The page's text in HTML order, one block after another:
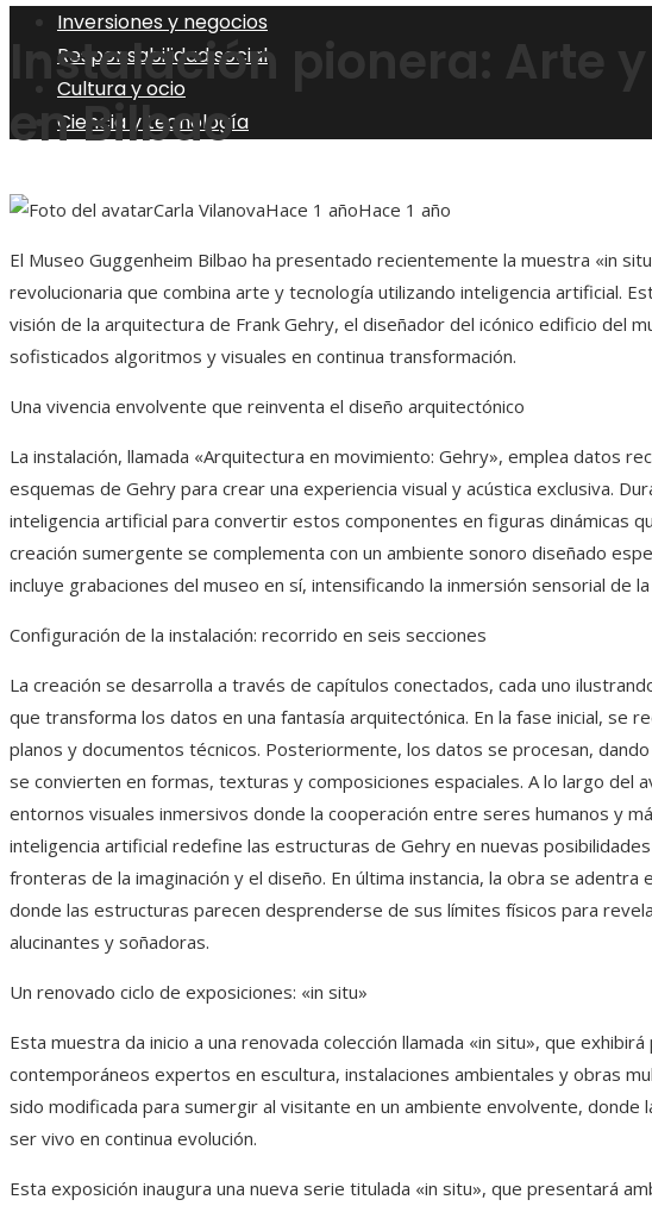
Inversiones y negocios
Responsabilidad social
Cultura y ocio
Ciencia y tecnología
Instalación pionera: Arte
en Bilbao
Carla VilanovaHace 1 añoHace 1 año
El Museo Guggenheim Bilbao ha presentado recientemente la muestra «in
revolucionaria que combina arte y tecnología utilizando inteligencia artificial.
visión de la arquitectura de Frank Gehry, el diseñador del icónico edificio del
sofisticados algoritmos y visuales en continua transformación.
Una vivencia envolvente que reinventa el diseño arquitectónico
La instalación, llamada «Arquitectura en movimiento: Gehry», emplea datos
esquemas de Gehry para crear una experiencia visual y acústica exclusiva.
inteligencia artificial para convertir estos componentes en figuras dinámicas
creación sumergente se complementa con un ambiente sonoro diseñado
incluye grabaciones del museo en sí, intensificando la inmersión sensorial de la
Configuración de la instalación: recorrido en seis secciones
La creación se desarrolla a través de capítulos conectados, cada uno
que transforma los datos en una fantasía arquitectónica. En la fase inicial, se
planos y documentos técnicos. Posteriormente, los datos se procesan,
se convierten en formas, texturas y composiciones espaciales. A lo largo del
entornos visuales inmersivos donde la cooperación entre seres humanos y
inteligencia artificial redefine las estructuras de Gehry en nuevas
fronteras de la imaginación y el diseño. En última instancia, la obra se adentra
donde las estructuras parecen desprenderse de sus límites físicos para
alucinantes y soñadoras.
Un renovado ciclo de exposiciones: «in situ»
Esta muestra da inicio a una renovada colección llamada «in situ», que
contemporáneos expertos en escultura, instalaciones ambientales y obras
sido modificada para sumergir al visitante en un ambiente envolvente, donde
ser vivo en continua evolución.
Esta exposición inaugura una nueva serie titulada «in situ», que presentará